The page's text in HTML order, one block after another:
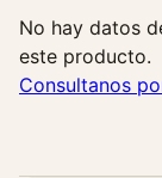
No hay datos
este producto.
Consultanos